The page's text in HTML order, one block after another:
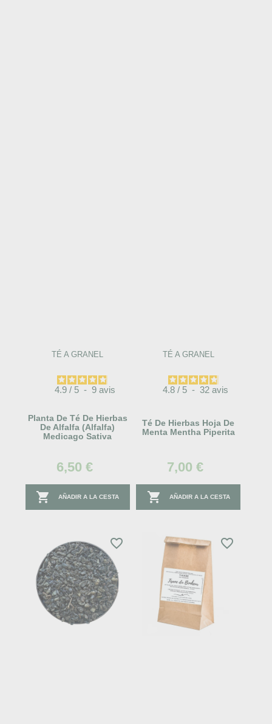
TÉ A GRANEL
4.9 / 5 - 9 avis
Planta De Té De Hierbas
De Alfalfa (Alfalfa)
Medicago Sativa
6,50 €
 AÑADIR A LA CESTA
TÉ A GRANEL
4.8 / 5 - 32 avis
Té De Hierbas Hoja De
Menta Mentha Piperita
7,00 €
 AÑADIR A LA CESTA
favorite_border favorite_border